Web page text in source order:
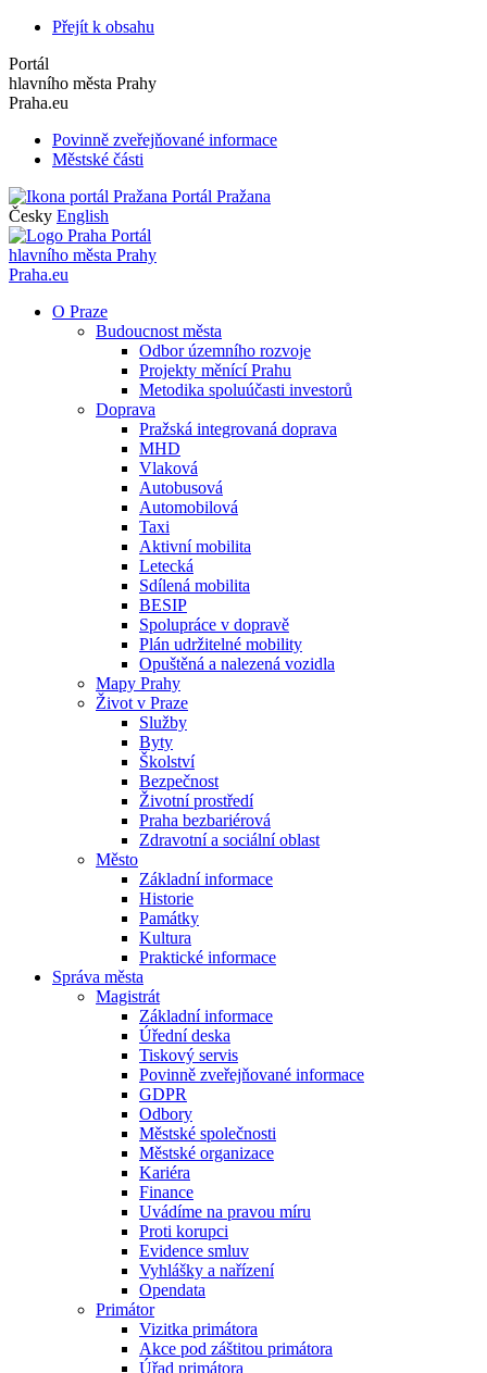
Přejít k obsahu
Portál
hlavního města Prahy
Praha.eu
Povinně zveřejňované informace
Městské části
Portál Pražana
Česky English
Portál
hlavního města Prahy
Praha.eu
O Praze
Budoucnost města
Odbor územního rozvoje
Projekty měnící Prahu
Metodika spoluúčasti investorů
Doprava
Pražská integrovaná doprava
MHD
Vlaková
Autobusová
Automobilová
Taxi
Aktivní mobilita
Letecká
Sdílená mobilita
BESIP
Spolupráce v dopravě
Plán udržitelné mobility
Opuštěná a nalezená vozidla
Mapy Prahy
Život v Praze
Služby
Byty
Školství
Bezpečnost
Životní prostředí
Praha bezbariérová
Zdravotní a sociální oblast
Město
Základní informace
Historie
Památky
Kultura
Praktické informace
Správa města
Magistrát
Základní informace
Úřední deska
Tiskový servis
Povinně zveřejňované informace
GDPR
Odbory
Městské společnosti
Městské organizace
Kariéra
Finance
Uvádíme na pravou míru
Proti korupci
Evidence smluv
Vyhlášky a nařízení
Opendata
Primátor
Vizitka primátora
Akce pod záštitou primátora
Úřad primátora